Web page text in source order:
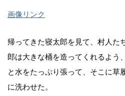
画像リンク
帰ってきた寝太郎を見て、村人た
郎は大きな桶を造ってくれるよう
と水をたっぷり張って、そこに草
に洗わせた。